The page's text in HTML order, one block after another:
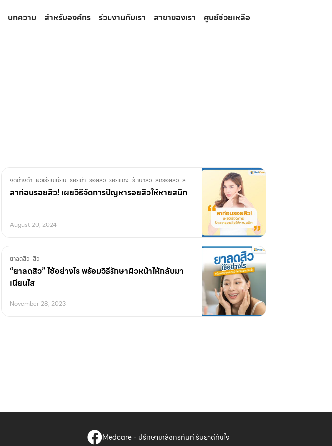
บทความ สำหรับองค์กร ร่วมงานกับเรา สาขาของเรา ศูนย์ช่วยเหลือ
เชื้อรา เป็นสิว
จุดด่างดำ ผิวเรียบเนียน รอยดำ รอยสิว รอยแดง รักษาสิว ลดรอยสิว สกินแคร์ สิวอักเสบ หลุมสิว
ลาก่อนรอยสิว! เผยวิธีจัดการปัญหารอยสิวให้หายสนิท
August 20, 2024
ยาลดสิว สิว
“ยาลดสิว” ใช้อย่างไร พร้อมวิธีรักษาผิวหน้าให้กลับมา
เนียนใส
November 28, 2023
Medcare - ปรึกษาเภสัชกรทันที รับยาดีทันใจ